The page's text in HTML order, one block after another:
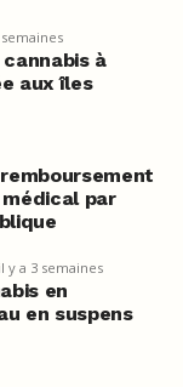
à
aux îles
par
il y a 3 semaines
en
en suspens